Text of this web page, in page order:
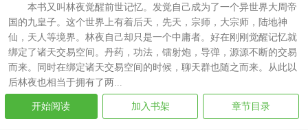
本书又叫林夜觉醒前世记忆。发觉自己成为了一个异世界大周帝
国的九皇子。这个世界上有着后天，先天，宗师，大宗师，陆地神
仙，天人等境界。林夜自己却只是一个中庸者。好在刚刚觉醒记忆就
绑定了诸天交易空间。丹药，功法，镭射炮，导弹，源源不断的交易
而来。同时在绑定诸天交易空间的时候，聊天群也随之而来。从此以
后林夜也相当于拥有了两...
开始阅读 加入书架 章节目录